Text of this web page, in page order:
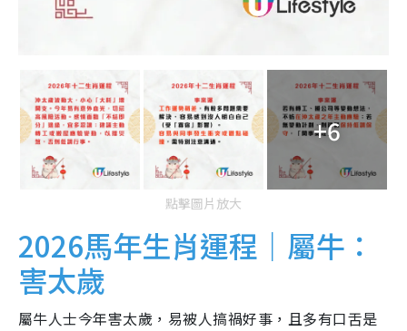
+6
點擊圖片放大
2026馬年生肖運程｜屬牛：
害太歲
屬牛人士今年害太歲，易被人搞禍好事，且多有口舌是